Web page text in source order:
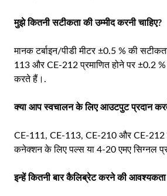
मुझे कितनी सटीकता की उम्मीद करनी चाहिए?
मानक टर्बाइन/पीडी मीटर ±0.5 % की
113 और CE-212 प्रमाणित होने पर ±0.2 %
करते हैं।.
क्या आप स्वचालन के लिए आउटपुट प्रदान
CE-111, CE-113, CE-210 और CE-212
कनेक्शन के लिए पल्स या 4-20 एमए सिग्नल
इन्हें कितनी बार कैलिब्रेट करने की आवश्यकता